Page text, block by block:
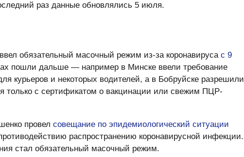
раз данные обновлялись 5 июля.
обязательный масочный режим из-за коронавируса с 9
пошли дальше — например в Минске ввели требование
курьеров и некоторых водителей, а в Бобруйске разрешили
только с сертификатом о вакцинации или свежим ПЦР-
провел совещание по эпидемиологический ситуации
распространению коронавирусной инфекции.
стал обязательный масочный режим.